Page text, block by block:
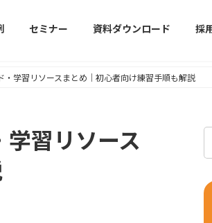
セミナー 資料ダウンロード 採
学習リソースまとめ｜初心者向け練習手順も解説
習リソース